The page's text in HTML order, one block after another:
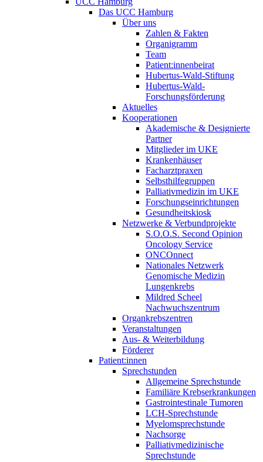
Das UCC Hamburg
Über uns
Zahlen & Fakten
Organigramm
Team
Patient:innenbeirat
Hubertus-Wald-Stiftung
Hubertus-Wald-
Forschungsförderung
Aktuelles
Kooperationen
Akademische & Designierte
Partner
Mitglieder im UKE
Krankenhäuser
Facharztpraxen
Selbsthilfegruppen
Palliativmedizin im UKE
Forschungseinrichtungen
Gesundheitskiosk
Netzwerke & Verbundprojekte
S.O.O.S. Second Opinion
Oncology Service
ONCOnnect
Nationales Netzwerk
Genomische Medizin
Lungenkrebs
Mildred Scheel
Nachwuchszentrum
Organkrebszentren
Veranstaltungen
Aus- & Weiterbildung
Förderer
Patient:innen
Sprechstunden
Allgemeine Sprechstunde
Familiäre Krebserkrankungen
Gastrointestinale Tumoren
LCH-Sprechstunde
Myelomsprechstunde
Nachsorge
Palliativmedizinische
Sprechstunde